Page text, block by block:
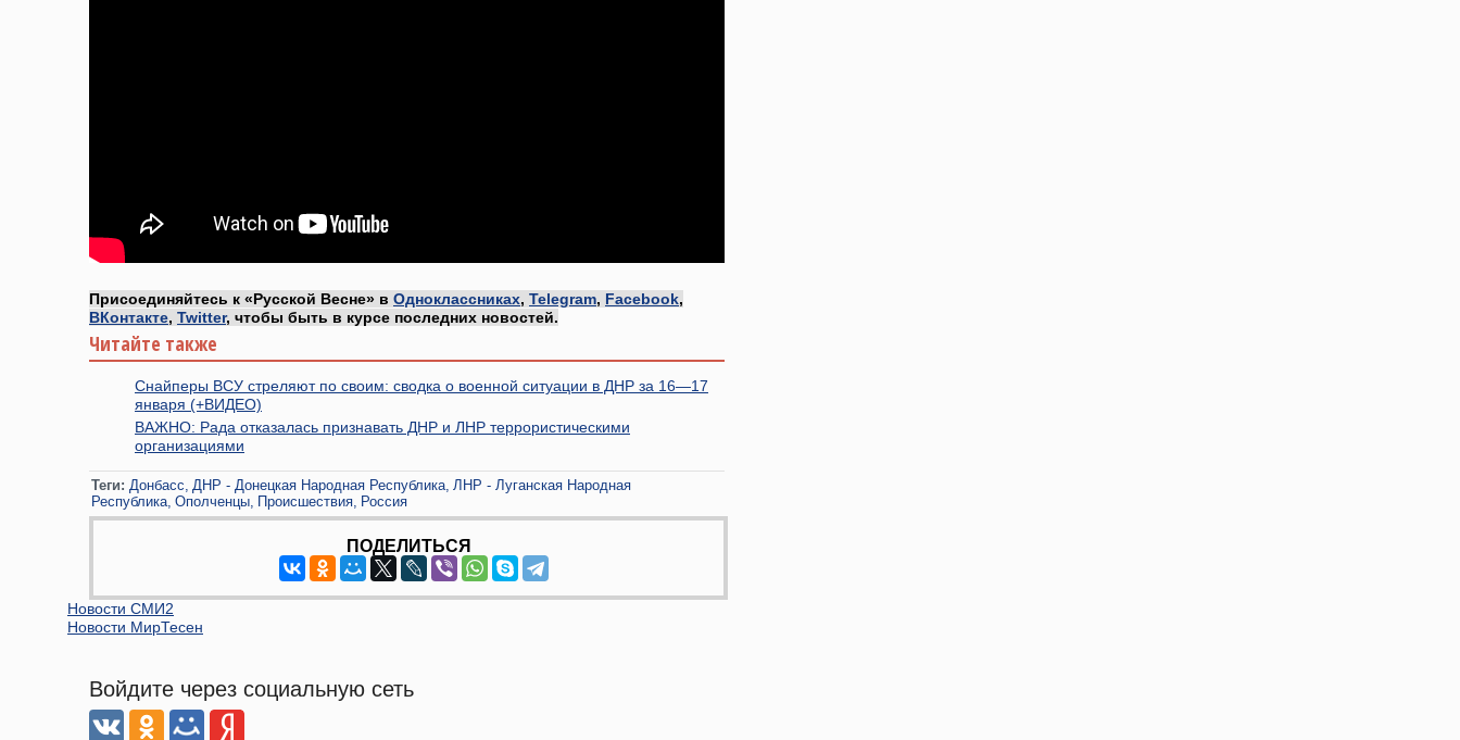
Присоединяйтесь к «Русской Весне» в Одноклассниках, Telegram, Facebook,
ВКонтакте, Twitter, чтобы быть в курсе последних новостей.
Читайте также
Снайперы ВСУ стреляют по своим: сводка о военной ситуации в ДНР за 16—17
января (+ВИДЕО)
ВАЖНО: Рада отказалась признавать ДНР и ЛНР террористическими
организациями
Теги: Донбасс ДНР - Донецкая Народная Республика ЛНР - Луганская Народная
Республика Ополченцы Происшествия Россия
ПОДЕЛИТЬСЯ
Новости СМИ2
Новости МирТесен
Войдите через социальную сеть